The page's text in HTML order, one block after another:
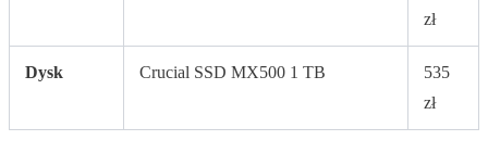
zł
Dysk Crucial SSD MX500 1 TB
535
zł